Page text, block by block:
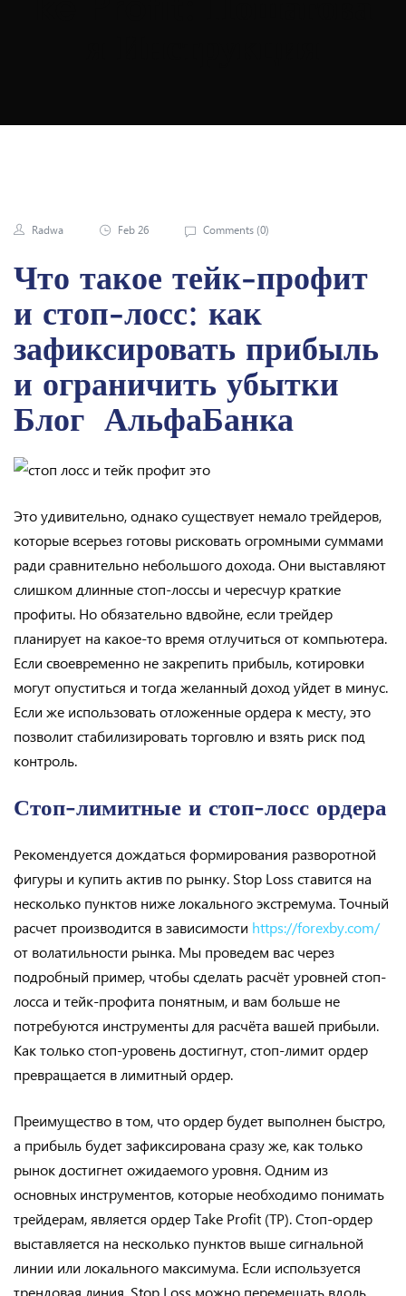
Radwa Feb 26 Comments (0)
Что такое тейк-профит
и стоп-лосс: как
зафиксировать прибыль
и ограничить убытки
Блог ️ АльфаБанка
Это удивительно, однако существует немало трейдеров,
которые всерьез готовы рисковать огромными суммами
ради сравнительно небольшого дохода. Они выставляют
слишком длинные стоп-лоссы и чересчур краткие
профиты. Но обязательно вдвойне, если трейдер
планирует на какое-то время отлучиться от компьютера.
Если своевременно не закрепить прибыль, котировки
могут опуститься и тогда желанный доход уйдет в минус.
Если же использовать отложенные ордера к месту, это
позволит стабилизировать торговлю и взять риск под
контроль.
Стоп-лимитные и стоп-лосс ордера
Рекомендуется дождаться формирования разворотной
фигуры и купить актив по рынку. Stop Loss ставится на
несколько пунктов ниже локального экстремума. Точный
расчет производится в зависимости https://forexby.com/
от волатильности рынка. Мы проведем вас через
подробный пример, чтобы сделать расчёт уровней стоп-
лосса и тейк-профита понятным, и вам больше не
потребуются инструменты для расчёта вашей прибыли.
Как только стоп-уровень достигнут, стоп-лимит ордер
превращается в лимитный ордер.
Преимущество в том, что ордер будет выполнен быстро,
а прибыль будет зафиксирована сразу же, как только
рынок достигнет ожидаемого уровня. Одним из
основных инструментов, которые необходимо понимать
трейдерам, является ордер Take Profit (TP). Стоп-ордер
выставляется на несколько пунктов выше сигнальной
линии или локального максимума. Если используется
трендовая линия, Stop Loss можно перемещать вдоль